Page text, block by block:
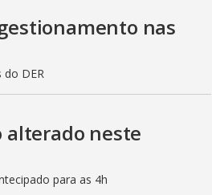
nas
do DER
neste
para as 4h